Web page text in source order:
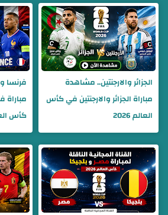
الجزائر والارجنتين.. مشاهدة
مباراة الجزائر والارجنتين في كأس
العالم 2026
فرنسا
كأس